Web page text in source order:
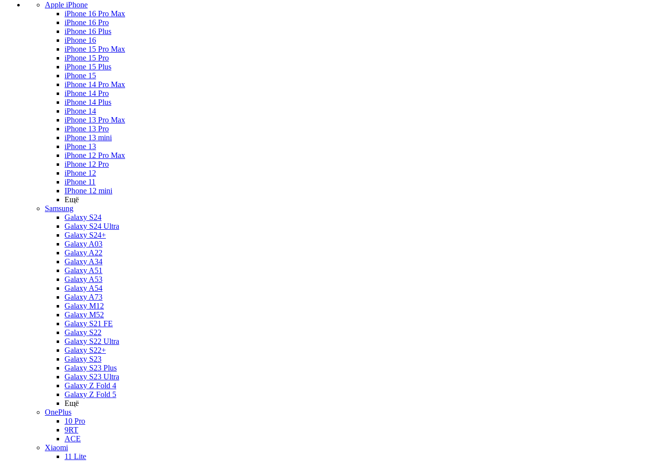
Apple iPhone
iPhone 16 Pro Max
iPhone 16 Pro
iPhone 16 Plus
iPhone 16
iPhone 15 Pro Max
iPhone 15 Pro
iPhone 15 Plus
iPhone 15
iPhone 14 Pro Max
iPhone 14 Pro
iPhone 14 Plus
iPhone 14
iPhone 13 Pro Max
iPhone 13 Pro
iPhone 13 mini
iPhone 13
iPhone 12 Pro Max
iPhone 12 Pro
iPhone 12
iPhone 11
IPhone 12 mini
Ещё
Samsung
Galaxy S24
Galaxy S24 Ultra
Galaxy S24+
Galaxy A03
Galaxy A22
Galaxy A34
Galaxy A51
Galaxy A53
Galaxy A54
Galaxy A73
Galaxy M12
Galaxy M52
Galaxy S21 FE
Galaxy S22
Galaxy S22 Ultra
Galaxy S22+
Galaxy S23
Galaxy S23 Plus
Galaxy S23 Ultra
Galaxy Z Fold 4
Galaxy Z Fold 5
Ещё
OnePlus
10 Pro
9RT
ACE
Xiaomi
11 Lite